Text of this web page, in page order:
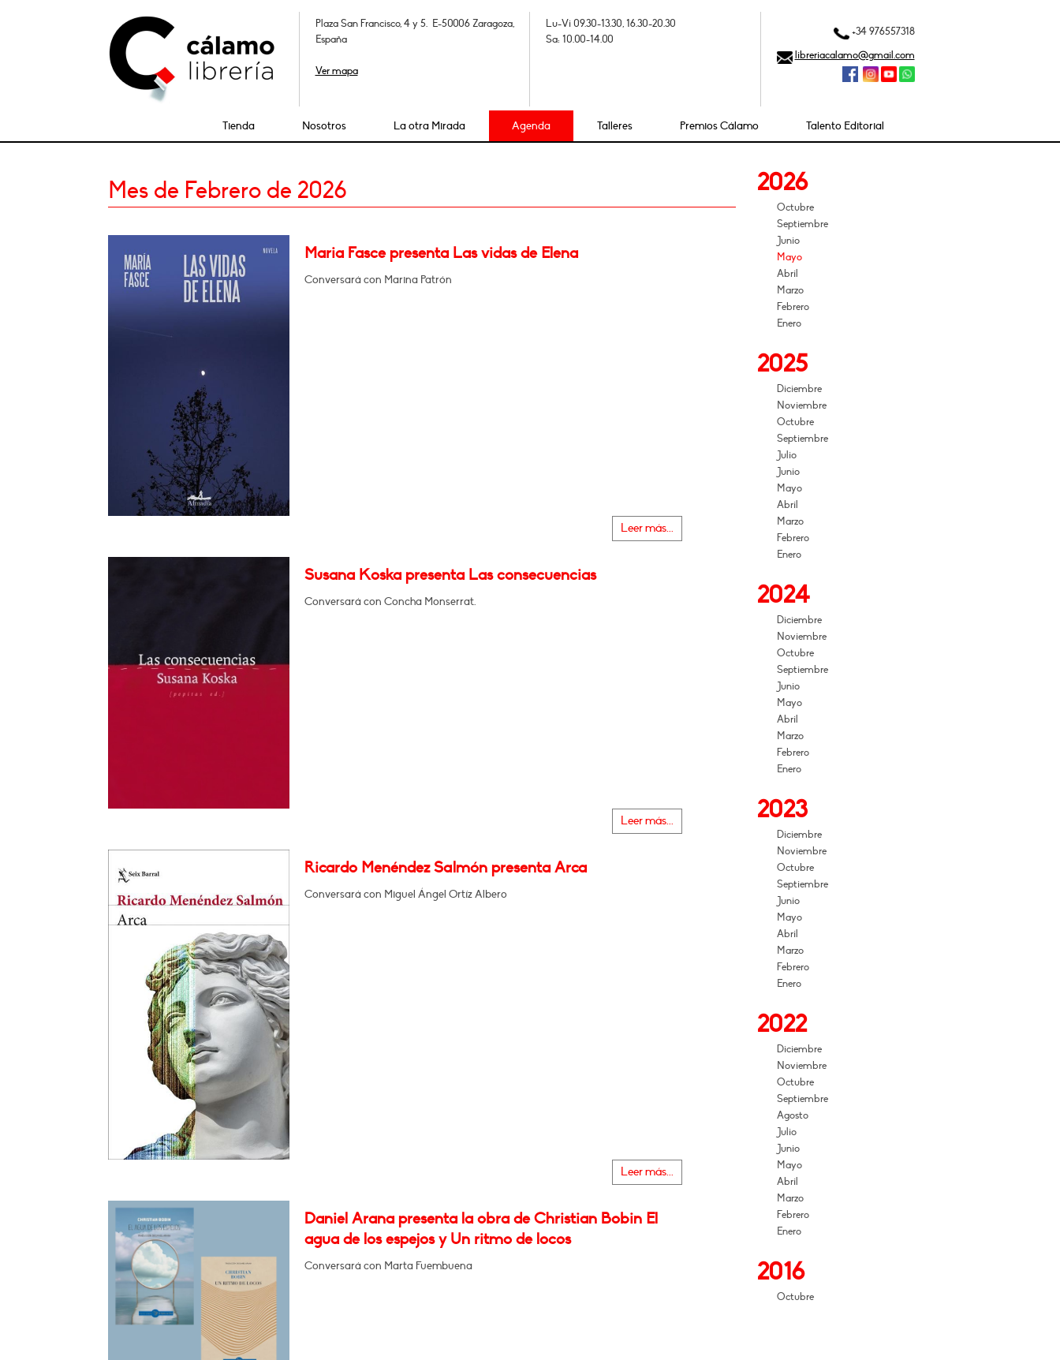
Plaza San Francisco, 4 y 5. E-50006 Zaragoza,
España
Ver mapa
Lu-Vi 09.30-13.30, 16.30-20.30
Sa: 10.00-14.00
+34 976557318
libreriacalamo@gmail.com
Tienda Nosotros La otra Mirada Agenda Talleres Premios Cálamo Talento Editorial
Mes de Febrero de 2026
Maria Fasce presenta Las vidas de Elena
Conversará con Marina Patrón
Leer más...
Susana Koska presenta Las consecuencias
Conversará con Concha Monserrat.
Leer más...
Ricardo Menéndez Salmón presenta Arca
Conversará con Miguel Ángel Ortíz Albero
Leer más...
Daniel Arana presenta la obra de Christian Bobin El
agua de los espejos y Un ritmo de locos
Conversará con Marta Fuembuena
2026
Octubre
Septiembre
Junio
Mayo
Abril
Marzo
Febrero
Enero
2025
Diciembre
Noviembre
Octubre
Septiembre
Julio
Junio
Mayo
Abril
Marzo
Febrero
Enero
2024
Diciembre
Noviembre
Octubre
Septiembre
Junio
Mayo
Abril
Marzo
Febrero
Enero
2023
Diciembre
Noviembre
Octubre
Septiembre
Junio
Mayo
Abril
Marzo
Febrero
Enero
2022
Diciembre
Noviembre
Octubre
Septiembre
Agosto
Julio
Junio
Mayo
Abril
Marzo
Febrero
Enero
2016
Octubre